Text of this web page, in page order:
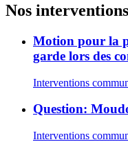
Nos
Motion pour la
garde lors des
Interventions
Question:
Interventions